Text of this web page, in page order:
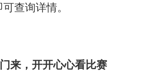
查询详情。
来，开开心心看比赛